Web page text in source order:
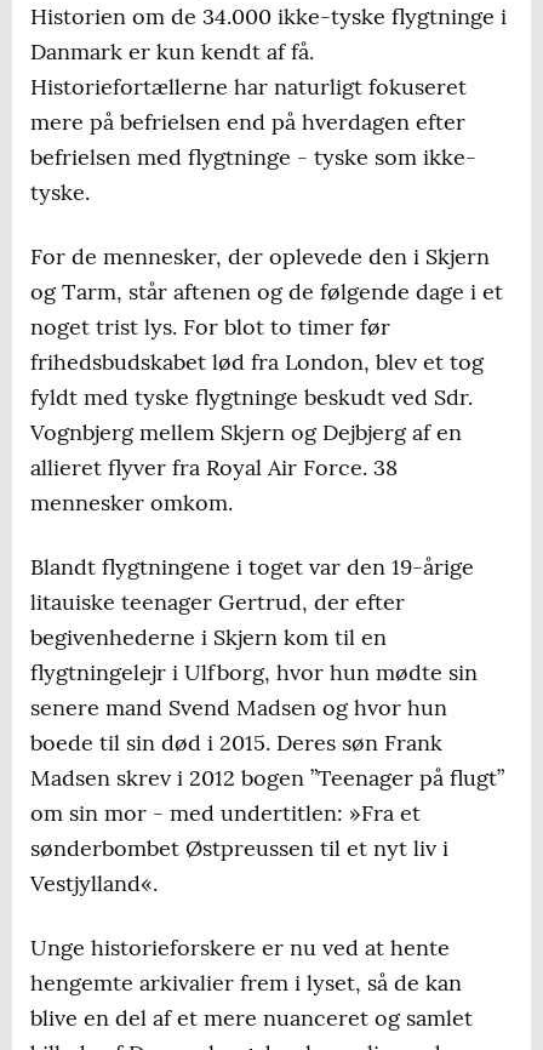
Historien om de 34.000 ikke-tyske flygtninge i
Danmark er kun kendt af få.
Historiefortællerne har naturligt fokuseret
mere på befrielsen end på hverdagen efter
befrielsen med flygtninge - tyske som ikke-
tyske.
For de mennesker, der oplevede den i Skjern
og Tarm, står aftenen og de følgende dage i et
noget trist lys. For blot to timer før
frihedsbudskabet lød fra London, blev et tog
fyldt med tyske flygtninge beskudt ved Sdr.
Vognbjerg mellem Skjern og Dejbjerg af en
allieret flyver fra Royal Air Force. 38
mennesker omkom.
Blandt flygtningene i toget var den 19-årige
litauiske teenager Gertrud, der efter
begivenhederne i Skjern kom til en
flygtningelejr i Ulfborg, hvor hun mødte sin
senere mand Svend Madsen og hvor hun
boede til sin død i 2015. Deres søn Frank
Madsen skrev i 2012 bogen ”Teenager på flugt”
om sin mor - med undertitlen: »Fra et
sønderbombet Østpreussen til et nyt liv i
Vestjylland«.
Unge historieforskere er nu ved at hente
hengemte arkivalier frem i lyset, så de kan
blive en del af et mere nuanceret og samlet